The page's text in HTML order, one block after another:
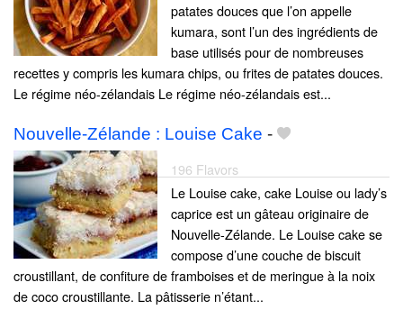
patates douces que l’on appelle
kumara, sont l’un des ingrédients de
base utilisés pour de nombreuses
recettes y compris les kumara chips, ou frites de patates douces.
Le régime néo-zélandais Le régime néo-zélandais est...
Nouvelle-Zélande : Louise Cake -
196 Flavors
Le Louise cake, cake Louise ou lady’s
caprice est un gâteau originaire de
Nouvelle-Zélande. Le Louise cake se
compose d’une couche de biscuit
croustillant, de confiture de framboises et de meringue à la noix
de coco croustillante. La pâtisserie n’étant...